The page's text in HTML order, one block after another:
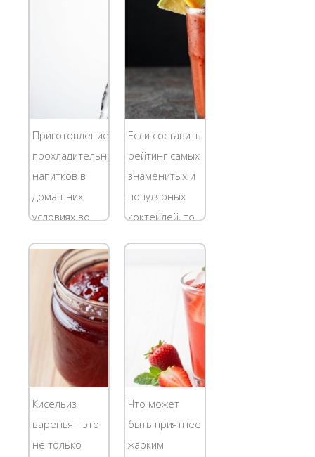
Имбирь с
медом и
лимоном от
простуды...
времени, а
ваше время
стоит денег,
поэтому квас в
малых
объемах
получается
дорогой.
Приготовление
прохладительных
напитков в
домашних
условиях во
считается
хорошей
сезонной
традицией. Из
разных
фруктов
хозяйки
делают соки,
смузи,
коктейли,
Если составить
рейтинг самых
знаменитых и
популярных
коктейлей, то
определенно
строчку в этом
хит-параде.
Действительно,
о "Кровавой
Мэри" знают
все,
Кисельиз
варенья - это
не только
Что может
быть приятнее
жарким